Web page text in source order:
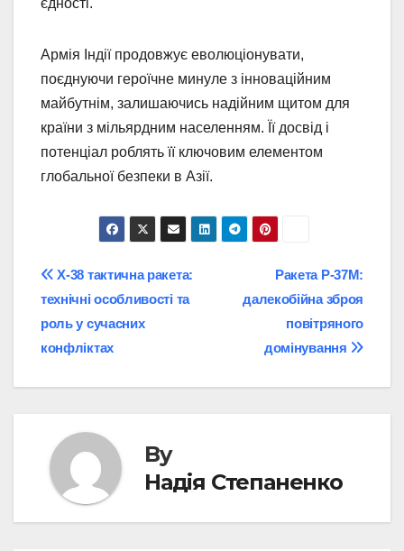
Армія Індії продовжує еволюціонувати,
поєднуючи героїчне минуле з інноваційним
майбутнім, залишаючись надійним щитом для
країни з мільярдним населенням. Її досвід і
потенціал роблять її ключовим елементом
глобальної безпеки в Азії.
Post
navigation
Ракета Р-37М:
далекобійна зброя
повітряного
домінування
Х-38 тактична ракета:
технічні особливості та
роль у сучасних
конфліктах
By
Надія Степаненко